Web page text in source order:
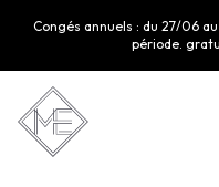
Congés annuels : du 27/06
période.